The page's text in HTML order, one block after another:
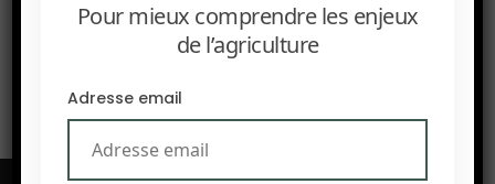
Sahel : 52,8 millions de personnes menacées par la
Pour mieux comprendre les enjeux
de l’agriculture
Adresse email